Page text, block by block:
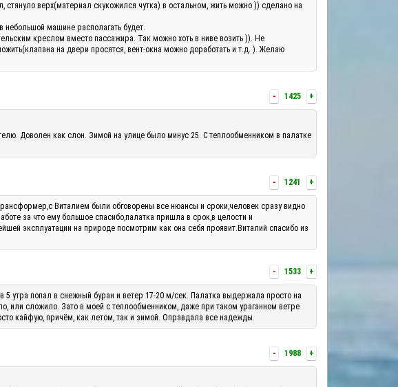
верх(материал скукожился чутка) в остальном, жить можно )) сделано на
машине располагать будет.
креслом вместо пассажира. Так можно хоть в ниве возить )). Не
на двери просятся, вент-окна можно доработать и т.д. ). Желаю
- 1425 +
Доволен как слон. Зимой на улице было минус 25. С теплообменником в палатке
- 1241 +
Виталием были обговорены все нюансы и сроки,человек сразу видно
за что ему большое спасибо,палатка пришла в срок,в целости и
эксплуатации на природе посмотрим как она себя проявит.Виталий спасибо из
- 1533 +
утра попал в снежный буран и ветер 17-20 м/сек. Палатка выдержала просто на
или сложило. Зато в моей с теплообменником, даже при таком ураганном ветре
кайфую, причём, как летом, так и зимой. Оправдала все надежды.
- 1988 +